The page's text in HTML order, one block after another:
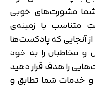
شما مشورت‌های خوبی
متناسب با زمینه‌ی
آنجایی که پادکست‌ها
و مخاطبان را به خود
را هدف قرار دهید
و خدمات شما تطابق و